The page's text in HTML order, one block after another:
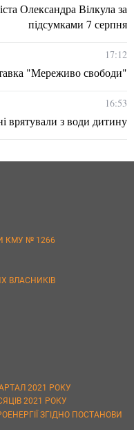
Олександра Вілкула за
підсумками 7 серпня
17:12
"Мереживо свободи"
16:53
врятували з води дитину
КМУ № 1266
ВЛАСНИКІВ
2021 РОКУ
2021 РОКУ
ЗГІДНО ПОСТАНОВИ